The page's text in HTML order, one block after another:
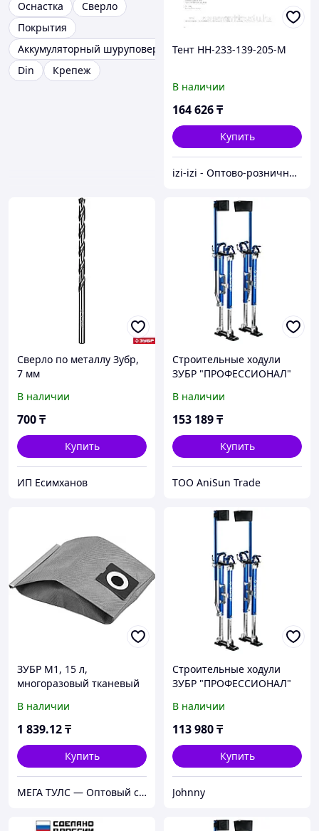
Оснастка
Сверло
Покрытия
Аккумуляторный шуруповерт
Din
Крепеж
Тент НН-233-139-205-М
В наличии
164 626₸
Купить
izi-izi - Оптово-розничный Склад - товары на заказ до двери! Cамые уникальные и полезные товары.
Сверло по металлу Зубр,
7 мм
В наличии
700₸
Купить
ИП Есимxанов
Строительные ходули
ЗУБР "ПРОФЕССИОНАЛ"
В наличии
153 189₸
Купить
ТОО AniSun Trade
ЗУБР М1, 15 л,
многоразовый тканевый
В наличии
1 839.12₸
Купить
МЕГА ТУЛС — Оптовый строительный магазин!
Строительные ходули
ЗУБР "ПРОФЕССИОНАЛ"
В наличии
113 980₸
Купить
Johnny